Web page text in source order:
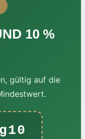
10 %
gültig auf die